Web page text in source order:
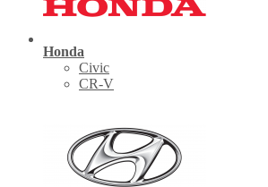
Honda
Civic
CR-V